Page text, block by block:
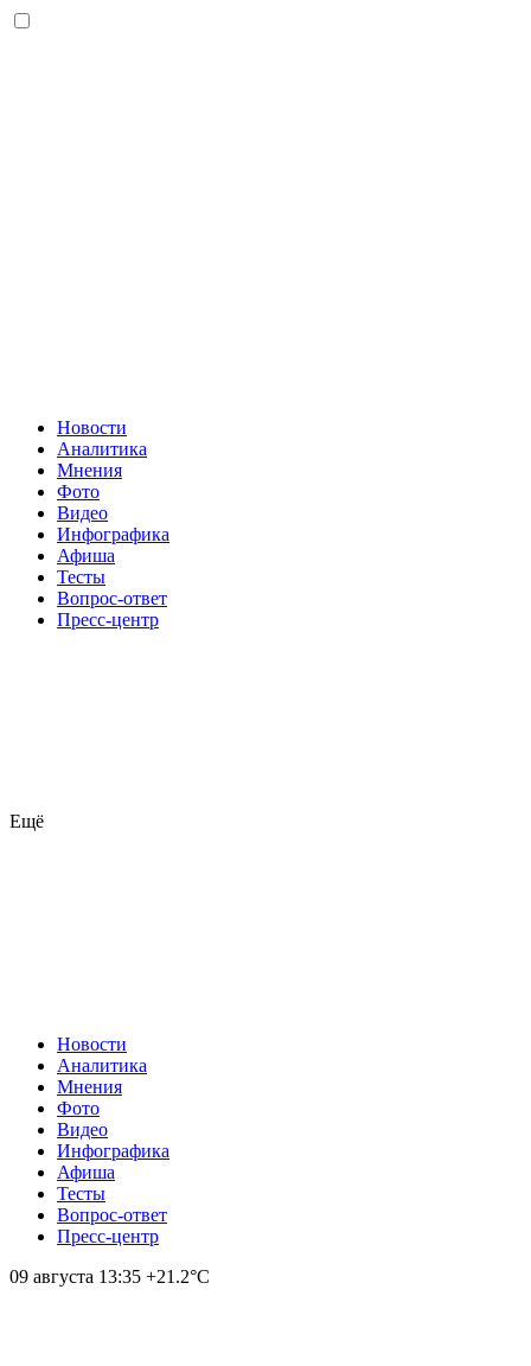
Новости
Аналитика
Мнения
Фото
Видео
Инфографика
Афиша
Тесты
Вопрос-ответ
Пресс-центр
Ещё
Новости
Аналитика
Мнения
Фото
Видео
Инфографика
Афиша
Тесты
Вопрос-ответ
Пресс-центр
09 августа 13:35 +21.2°С